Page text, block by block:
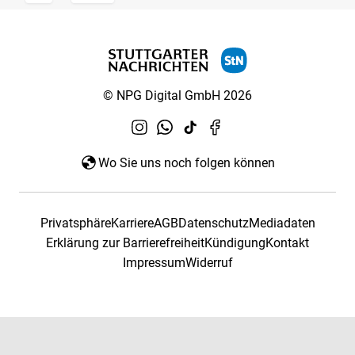
© NPG Digital GmbH 2026
Wo Sie uns noch folgen können
PrivatsphäreKarriereAGBDatenschutzMediadaten
Erklärung zur BarrierefreiheitKündigungKontakt
ImpressumWiderruf